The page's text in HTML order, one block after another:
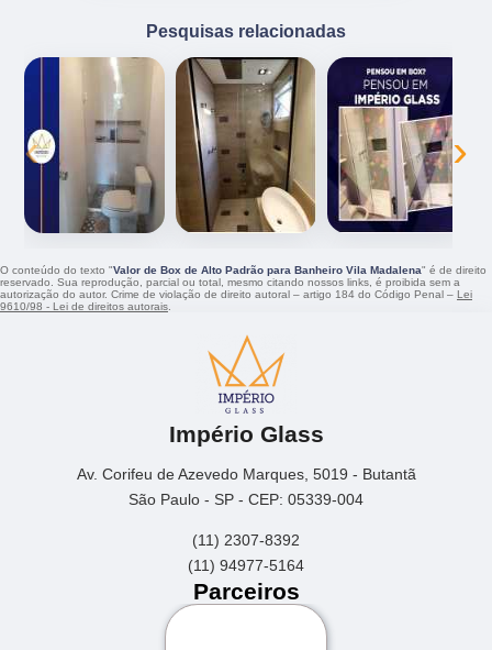
Pesquisas relacionadas
‹ ›
O conteúdo do texto "Valor de Box de Alto Padrão para Banheiro Vila Madalena" é de direito
reservado. Sua reprodução, parcial ou total, mesmo citando nossos links, é proibida sem a
autorização do autor. Crime de violação de direito autoral – artigo 184 do Código Penal – Lei
9610/98 - Lei de direitos autorais.
Império Glass
Av. Corifeu de Azevedo Marques, 5019 - Butantã
São Paulo - SP - CEP: 05339-004
(11) 2307-8392
(11) 94977-5164
Parceiros